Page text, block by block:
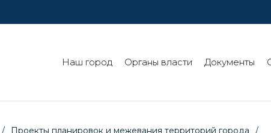
Наш город Органы власти Документы
/ Проекты планировок и межевания территорий города
/